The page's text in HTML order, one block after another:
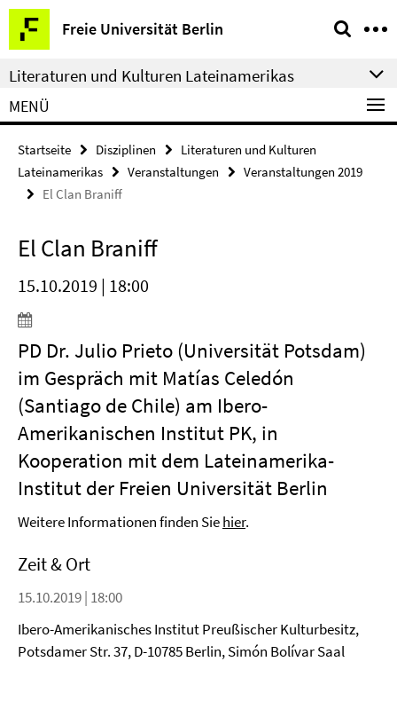
Springe
direkt
zu
Inhalt
Freie Universität Berlin
Service-
Navigation
Literaturen und Kulturen Lateinamerikas
MENÜ
Startseite Disziplinen
Literaturen und Kulturen
Lateinamerikas
Veranstaltungen
Veranstaltungen 2019
El Clan Braniff
El Clan Braniff
15.10.2019 | 18:00
PD Dr. Julio Prieto (Universität Potsdam)
im Gespräch mit Matías Celedón
(Santiago de Chile) am Ibero-
Amerikanischen Institut PK, in
Kooperation mit dem Lateinamerika-
Institut der Freien Universität Berlin
Weitere Informationen finden Siehier.
Zeit & Ort
15.10.2019 | 18:00
Ibero-Amerikanisches Institut Preußischer Kulturbesitz,
Potsdamer Str. 37, D-10785 Berlin, Simón Bolívar Saal